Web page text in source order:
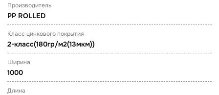
Производитель
PP ROLLED
Класс цинкового покрытия
2-класс(180гр/м2(13мкм))
Ширина
1000
Длина